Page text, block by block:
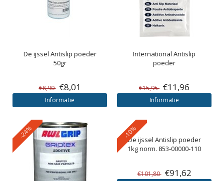
De ijssel Antislip poeder
50gr
€8,90 €8,01
Informatie
International Antislip
poeder
€15,95 €11,96
Informatie
-24% -10%
De ijssel Antislip poeder
1kg norm. 853-00000-110
€101,80 €91,62